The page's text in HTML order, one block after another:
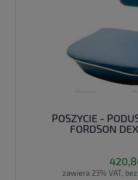
POSZYCIE -
FORDSON
zawiera 23% VAT,